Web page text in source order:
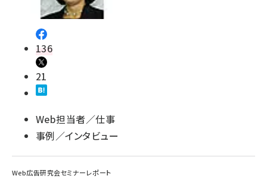
136
21
Web担当者／仕事
事例／インタビュー
Web広告研究会セミナーレポート